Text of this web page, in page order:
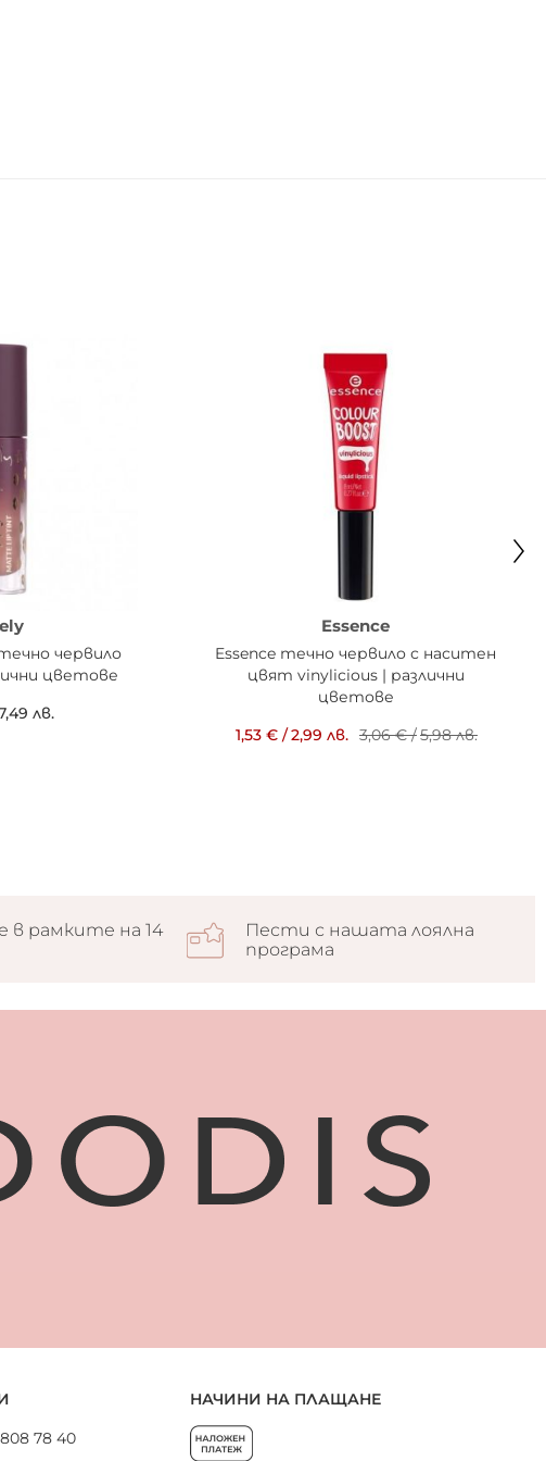
червило
цветове
лв.
Essence
Essence течно червило с наситен
цвят vinylicious | различни
цветове
1,53 € /2,99 лв. 3,06 €/5,98 лв.
в рамките на 14
Пести с нашата лоялна
програма
78 40
НАЧИНИ НА ПЛАЩАНЕ